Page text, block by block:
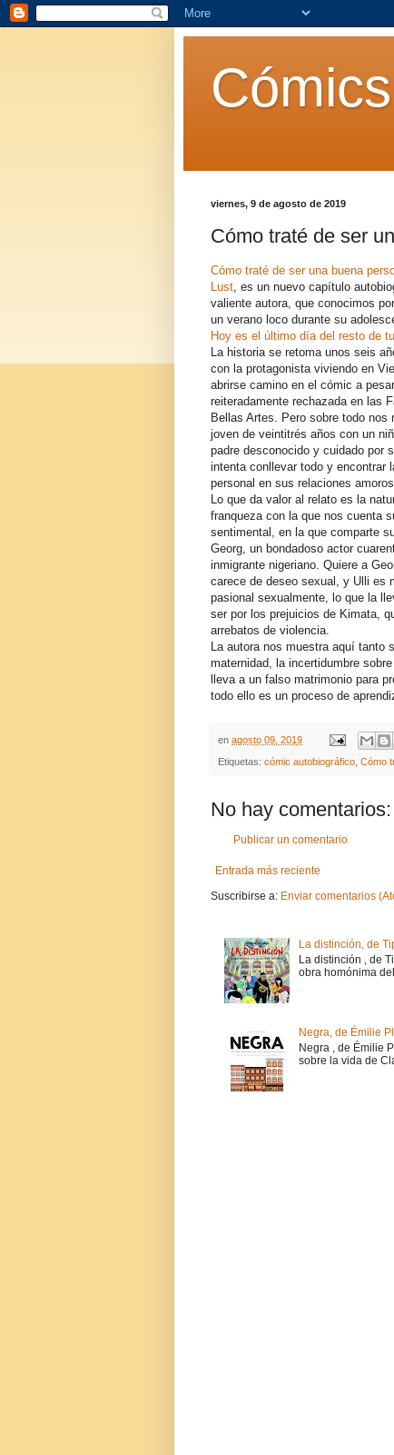
viernes, 9 de agosto de 2019
Cómo traté de ser
Cómo traté de ser una buena
Lust , es un nuevo capítulo
valiente autora, que conocimos
un verano loco durante su
Hoy es el último día del resto de
La historia se retoma unos seis
con la protagonista viviendo en
abrirse camino en el cómic a
reiteradamente rechazada en las
Bellas Artes. Pero sobre todo nos
joven de veintitrés años con un
padre desconocido y cuidado por
intenta conllevar todo y encontrar
personal en sus relaciones
Lo que da valor al relato es la
franqueza con la que nos cuenta
sentimental, en la que comparte
Georg, un bondadoso actor
inmigrante nigeriano. Quiere a
carece de deseo sexual, y Ulli es
pasional sexualmente, lo que la
ser por los prejuicios de Kimata,
arrebatos de violencia.
La autora nos muestra aquí tanto
maternidad, la incertidumbre
lleva a un falso matrimonio para
todo ello es un proceso de
en agosto 09, 2019
Etiquetas: cómic autobiográfico Cómo
No hay comentarios:
Publicar un comentario
Entrada más reciente
Suscribirse a: Enviar comentarios
La distinción, de
La distinción , de
obra homónima
Negra, de Émilie
Negra , de Émilie
sobre la vida de